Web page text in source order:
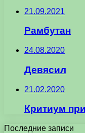
21.09.2021
Рамбутан
24.08.2020
Девясил
21.02.2020
Критиум
Последние записи